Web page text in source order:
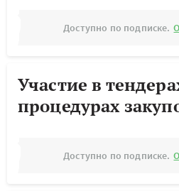
Доступно по подписке.
Участие в
процедурах
Доступно по подписке.